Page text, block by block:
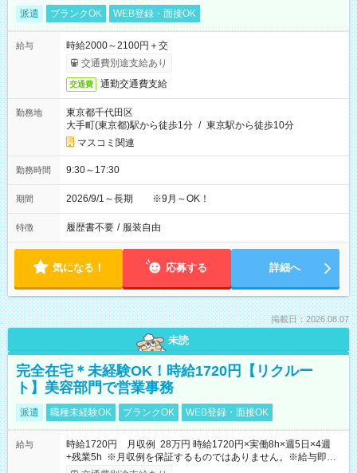
派遣 ブランクOK WEB登録・面接OK
給与
時給2000～2100円＋交
交通費別途支給あり
交通費 通勤交通費支給
勤務地
東京都千代田区
大手町(東京都)駅から徒歩1分 / 東京駅から徒歩10分
マスコミ関連
勤務時間 9:30～17:30
期間 2026/9/1～長期 ※9月～OK！
特徴 履歴書不要 / 服装自由
気になる！ 応募する 詳細へ
掲載日：2026.08.07
未読
完全在宅＊未経験OK！時給1720円【リクルー
ト】美容部門で営業事務
派遣 職種未経験OK ブランクOK WEB登録・面接OK
給与
時給1720円 月収例 28万円 時給1720円×実働8h×週5日×4週
+残業5h ※月収例を保証するものではありません。※給与即受
取りサービス利用可（利用条件有）